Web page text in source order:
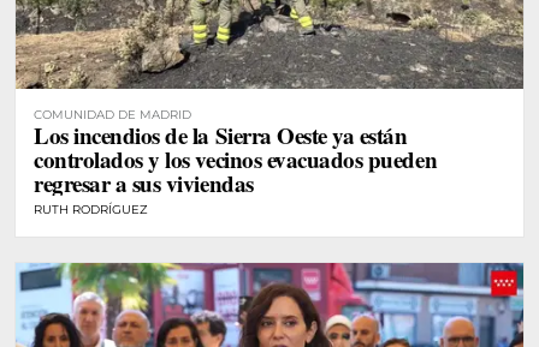
COMUNIDAD DE MADRID
Los incendios de la Sierra Oeste ya están
controlados y los vecinos evacuados pueden
regresar a sus viviendas
RUTH RODRÍGUEZ